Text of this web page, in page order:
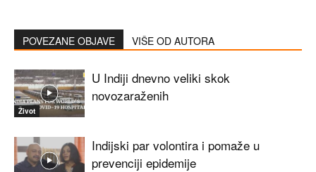
POVEZANE OBJAVE VIŠE OD AUTORA
Život
U Indiji dnevno veliki skok
novozaraženih
Indijski par volontira i pomaže u
prevenciji epidemije